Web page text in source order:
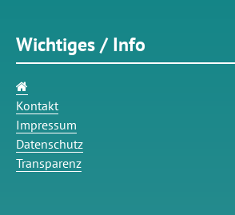
Wichtiges / Info
Navigation
überspringen
Kontakt
Impressum
Datenschutz
Transparenz